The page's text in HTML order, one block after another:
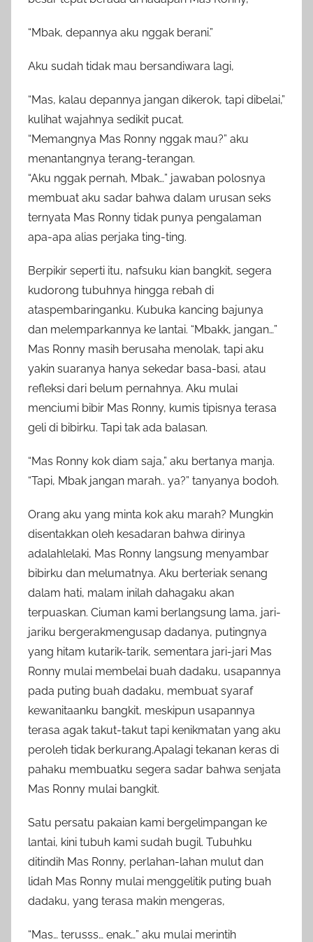
“Mbak, depannya aku nggak berani.”
Aku sudah tidak mau bersandiwara lagi,
“Mas, kalau depannya jangan dikerok, tapi dibelai,”
kulihat wajahnya sedikit pucat.
“Memangnya Mas Ronny nggak mau?” aku
menantangnya terang-terangan.
“Aku nggak pernah, Mbak…” jawaban polosnya
membuat aku sadar bahwa dalam urusan seks
ternyata Mas Ronny tidak punya pengalaman
apa-apa alias perjaka ting-ting.
Berpikir seperti itu, nafsuku kian bangkit, segera
kudorong tubuhnya hingga rebah di
ataspembaringanku. Kubuka kancing bajunya
dan melemparkannya ke lantai. “Mbakk, jangan…”
Mas Ronny masih berusaha menolak, tapi aku
yakin suaranya hanya sekedar basa-basi, atau
refleksi dari belum pernahnya. Aku mulai
menciumi bibir Mas Ronny, kumis tipisnya terasa
geli di bibirku. Tapi tak ada balasan.
“Mas Ronny kok diam saja,” aku bertanya manja.
“Tapi, Mbak jangan marah.. ya?” tanyanya bodoh.
Orang aku yang minta kok aku marah? Mungkin
disentakkan oleh kesadaran bahwa dirinya
adalahlelaki, Mas Ronny langsung menyambar
bibirku dan melumatnya. Aku berteriak senang
dalam hati, malam inilah dahagaku akan
terpuaskan. Ciuman kami berlangsung lama, jari-
jariku bergerakmengusap dadanya, putingnya
yang hitam kutarik-tarik, sementara jari-jari Mas
Ronny mulai membelai buah dadaku, usapannya
pada puting buah dadaku, membuat syaraf
kewanitaanku bangkit, meskipun usapannya
terasa agak takut-takut tapi kenikmatan yang aku
peroleh tidak berkurang.Apalagi tekanan keras di
pahaku membuatku segera sadar bahwa senjata
Mas Ronny mulai bangkit.
Satu persatu pakaian kami bergelimpangan ke
lantai, kini tubuh kami sudah bugil. Tubuhku
ditindih Mas Ronny, perlahan-lahan mulut dan
lidah Mas Ronny mulai menggelitik puting buah
dadaku, yang terasa makin mengeras,
“Mas… terusss… enak…” aku mulai merintih